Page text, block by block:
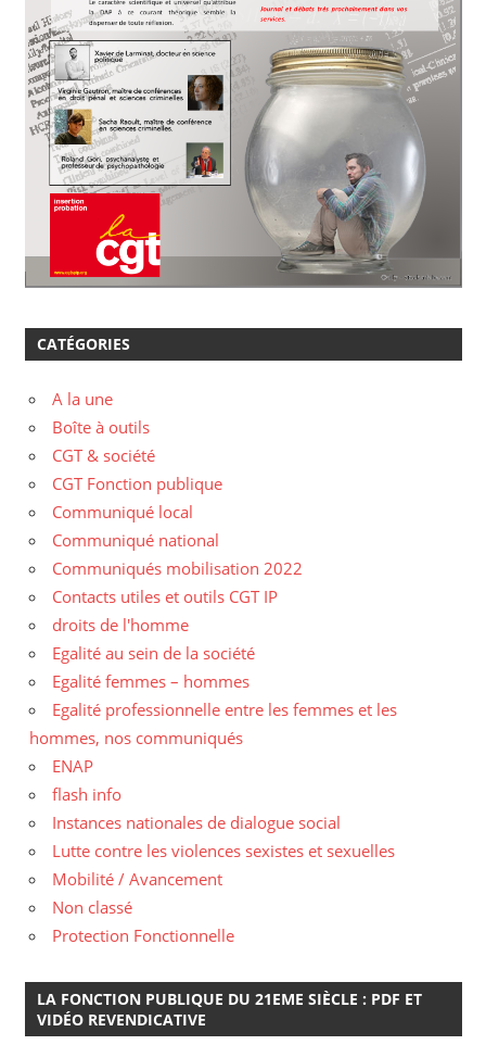
CATÉGORIES
A la une
Boîte à outils
CGT & société
CGT Fonction publique
Communiqué local
Communiqué national
Communiqués mobilisation 2022
Contacts utiles et outils CGT IP
droits de l'homme
Egalité au sein de la société
Egalité femmes – hommes
Egalité professionnelle entre les femmes et les
hommes, nos communiqués
ENAP
flash info
Instances nationales de dialogue social
Lutte contre les violences sexistes et sexuelles
Mobilité / Avancement
Non classé
Protection Fonctionnelle
LA FONCTION PUBLIQUE DU 21EME SIÈCLE : PDF ET
VIDÉO REVENDICATIVE